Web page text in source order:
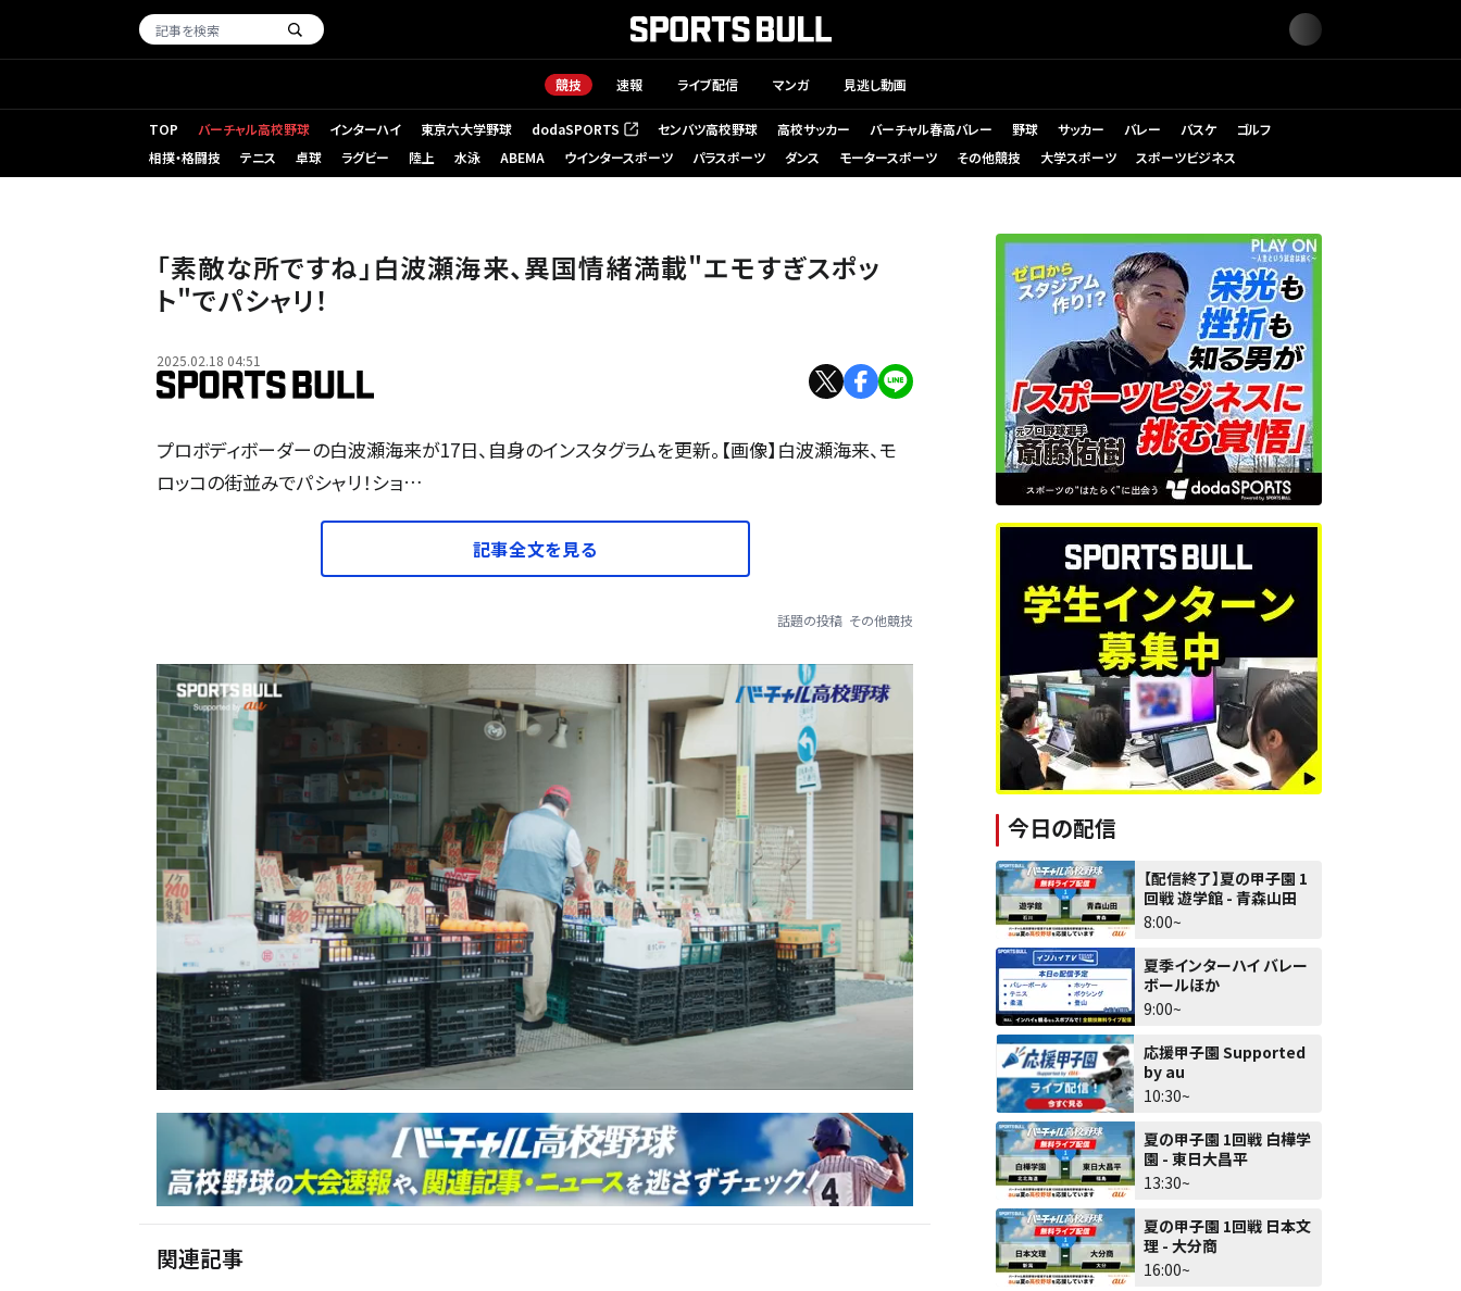
競技 速報 ライブ配信 マンガ 見逃し動画
TOP バーチャル高校野球 インターハイ 東京六大学野球 dodaSPORTS
（新しいタブで開く） センバツ高校野球 高校サッカー バーチャル春高バレー 野球 サッカー バレー バスケ
ゴルフ
相撲・格闘技
テニス 卓球 ラグビー 陸上 水泳 ABEMA ウインタースポーツ パラスポーツ ダンス モータースポーツ その他競技 大学スポーツ スポーツビジネス
「素敵な所ですね」白波瀬海来、異国情緒満載"エモすぎスポッ
ト"でパシャリ！
2025.02.18 04:51
プロボディボーダーの白波瀬海来が17日、自身のインスタグラムを更新。【画像】白波瀬海来、モ
ロッコの街並みでパシャリ！ショ…
記事全文を見る
話題の投稿 その他競技
関連記事
今日の配信
【配信終了】夏の甲子園 1
回戦 遊学館 - 青森山田
8:00~
夏季インターハイ バレー
ボールほか
9:00~
応援甲子園 Supported
by au
10:30~
夏の甲子園 1回戦 白樺学
園 - 東日大昌平
13:30~
夏の甲子園 1回戦 日本文
理 - 大分商
16:00~